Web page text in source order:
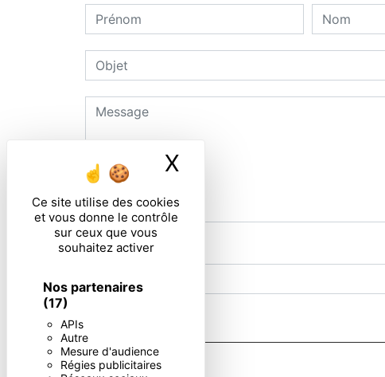
Ce site utilise des cookies
et vous donne le contrôle
sur ceux que vous
souhaitez activer
Nos partenaires
(17)
APIs
Autre
Mesure d'audience
Régies publicitaires
X
Combien font quatre plus huit